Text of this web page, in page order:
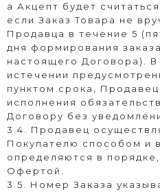
а Акцепт будет
если Заказ Товара не
Продавца в течение 5
дня формирования заказа
настоящего Договора). В
истечении
пунктом срока,
исполнения
Договору без
3.4. Продавец
Покупателю способом и
определяются в
Офертой.
3.5. Номер Заказа